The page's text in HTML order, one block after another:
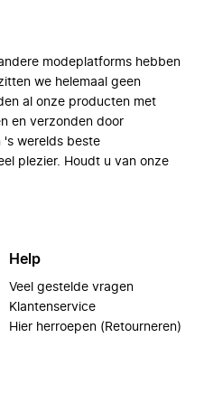
modeplatforms hebben
we helemaal geen
al onze producten met
en verzonden door
's werelds beste
plezier. Houdt u van onze
Help
Veel gestelde vragen
Klantenservice
Hier herroepen (Retourneren)